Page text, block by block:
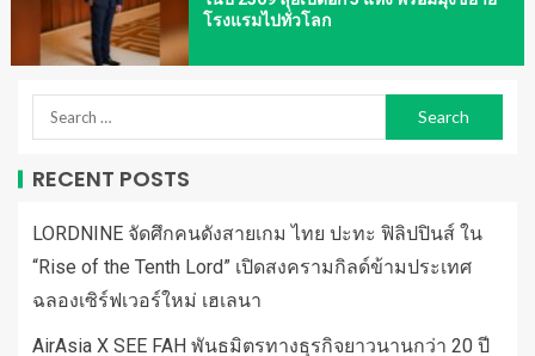
โรงแรมไปทั่วโลก
RECENT POSTS
LORDNINE จัดศึกคนดังสายเกม ไทย ปะทะ ฟิลิปปินส์ ใน
“Rise of the Tenth Lord” เปิดสงครามกิลด์ข้ามประเทศ
ฉลองเซิร์ฟเวอร์ใหม่ เฮเลนา
AirAsia X SEE FAH พันธมิตรทางธุรกิจยาวนานกว่า 20 ปี